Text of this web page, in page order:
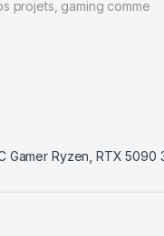
projets, gaming comme
Gamer Ryzen RTX 5090